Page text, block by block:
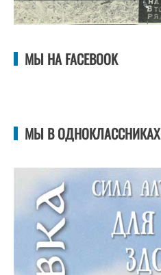
МЫ НА FACEBOOK
МЫ В ОДНОКЛАССНИКАХ